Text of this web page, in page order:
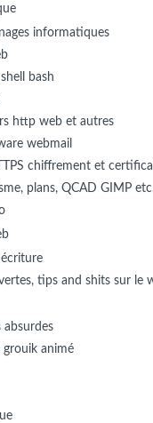
informatiques
bash
http web et autres
webmail
chiffrement et
plans, QCAD GIMP
tips and shits sur le
absurdes
grouik animé